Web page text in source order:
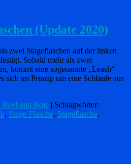
(Update 2020)
zwei Stageflaschen auf der linken
Sobald mehr als zwei
kommt eine sogenannte „Leash“
sich im Prinzip um eine Schlaufe aus
Reel und Boje | Schlagwörter:
, Stage-Flasche, Stageflasche,